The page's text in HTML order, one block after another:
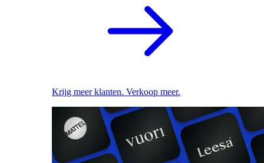
Krijg meer klanten. Verkoop meer.